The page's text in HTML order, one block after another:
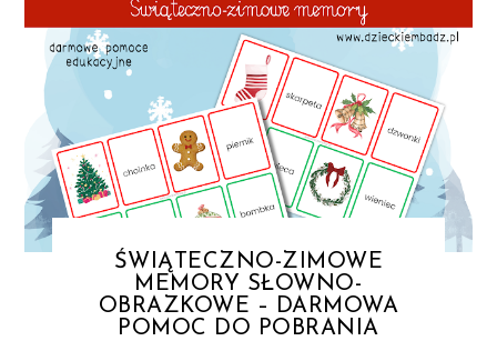
ŚWIĄTECZNO-ZIMOWE
MEMORY SŁOWNO-
OBRAZKOWE – DARMOWA
POMOC DO POBRANIA